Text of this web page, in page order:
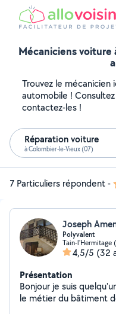
Mécaniciens
Trouvez le
automobile !
contactez-les !
Réparation voiture
à Colombier-le-Vieux (07)
7 Particuliers répondent-
Joseph
Polyvalent
Tain-l'Hermitage
4,5/5 (32
Présentation
Bonjour je suis
le métier du bâtiment